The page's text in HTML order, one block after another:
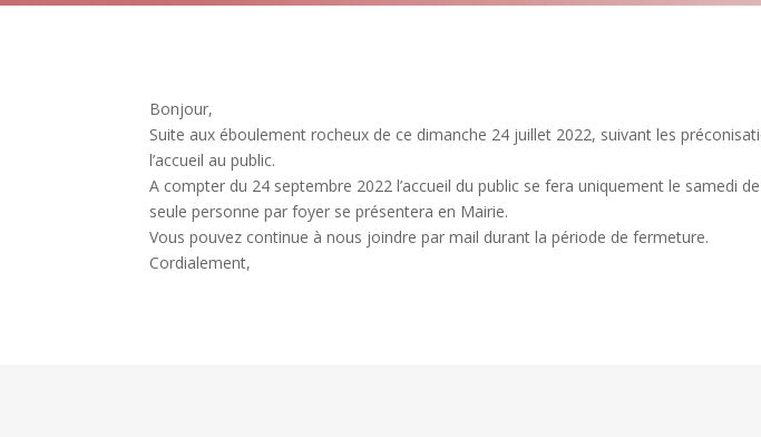
Bonjour,
Suite aux éboulement rocheux de ce dimanche 24 juillet 2022, suivant les
l’accueil au public.
A compter du 24 septembre 2022 l’accueil du public se fera uniquement le
seule personne par foyer se présentera en Mairie.
Vous pouvez continue à nous joindre par mail durant la période de fermeture.
Cordialement,